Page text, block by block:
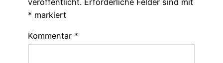
* markiert
Kommentar *